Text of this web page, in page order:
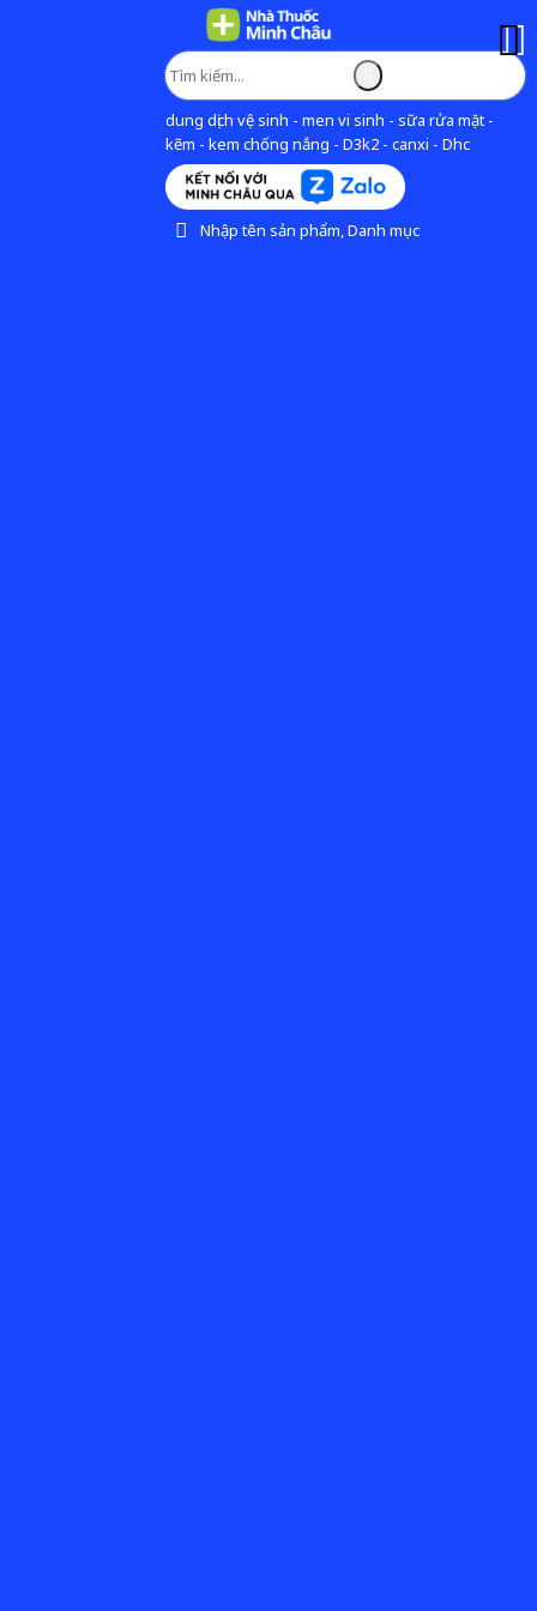
dung dịch vệ sinh - men vi sinh - sữa rửa mặt -
kẽm - kem chống nắng - D3k2 - canxi - Dhc
Nhập tên sản phẩm, Danh mục